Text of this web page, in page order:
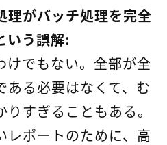
理がバッチ処理を完全
いう誤解:
けでもない。全部が全
ある必要はなくて、む
すぎることもある。
レポートのために、高